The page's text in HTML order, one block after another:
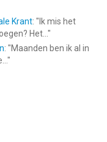
Krant: " Ik mis het
Het... "
: "Maanden ben ik al in
"